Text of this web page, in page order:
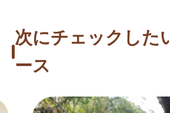
次にチェックした
ース